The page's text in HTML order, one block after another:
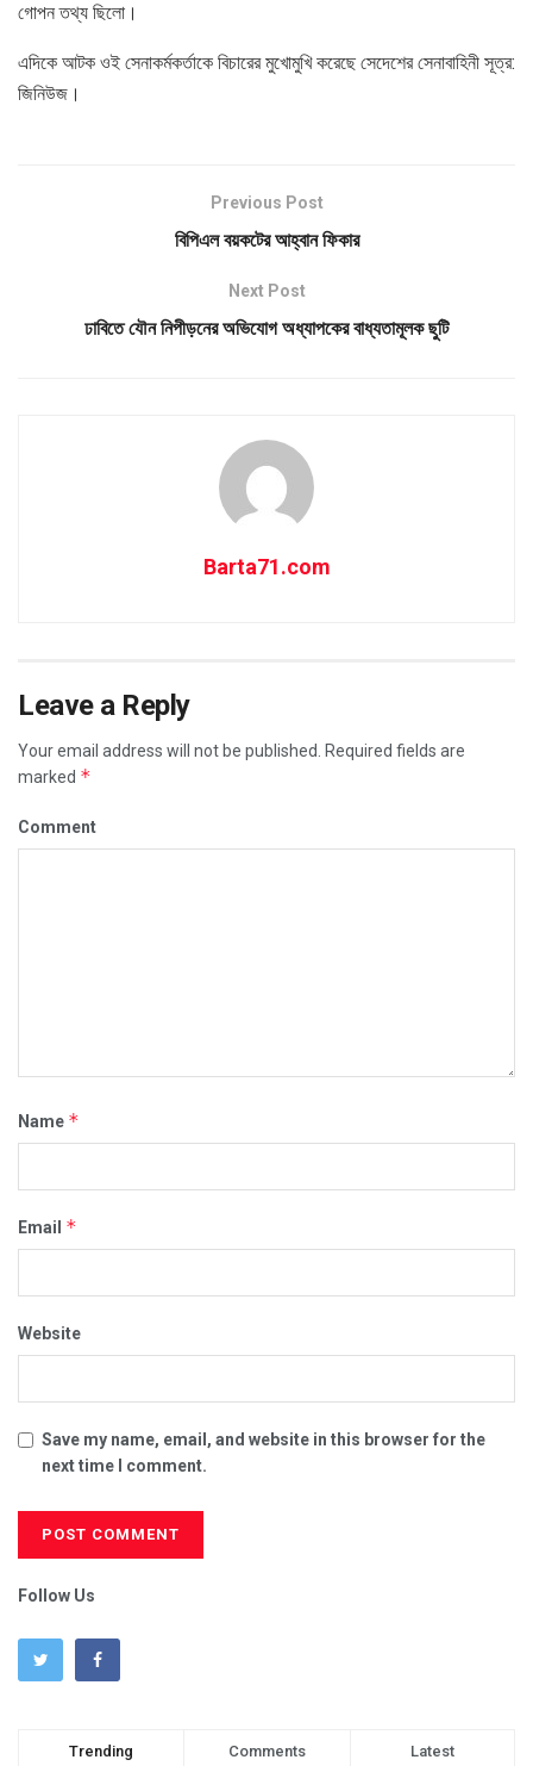
গোপন তথ্য ছিলো।
এদিকে আটক ওই সেনাকর্মকর্তাকে বিচারের মুখোমুখি করেছে সেদেশের সেনাবাহিনী সূত্র:
জিনিউজ।
Previous Post
বিপিএল বয়কটের আহ্বান ফিকার
Next Post
ঢাবিতে যৌন নিপীড়নের অভিযোগ অধ্যাপকের বাধ্যতামূলক ছুটি
Barta71.com
Leave a Reply
Your email address will not be published. Required fields are
marked *
Comment
Name *
Email *
Website
Save my name, email, and website in this browser for the
next time I comment.
Follow Us
Trending Comments Latest